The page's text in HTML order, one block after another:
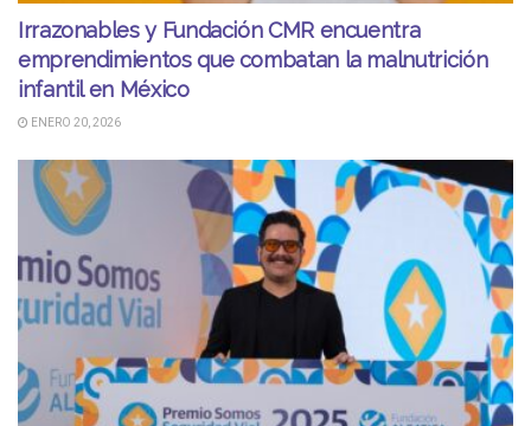
Irrazonables y Fundación CMR encuentra
emprendimientos que combatan la malnutrición
infantil en México
ENERO 20, 2026